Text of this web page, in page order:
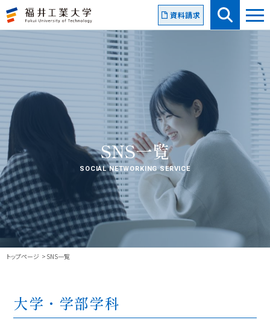
資料請求
SNS一覧
SOCIAL NETWORKING SERVICE
トップページ SNS一覧
大学・学部学科